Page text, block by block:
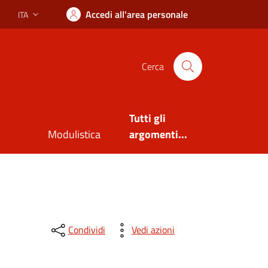
Lingua attiva:
ITA Accedi all'area personale
Cerca
Modulistica
Tutti gli
argomenti...
Condividi Vedi azioni